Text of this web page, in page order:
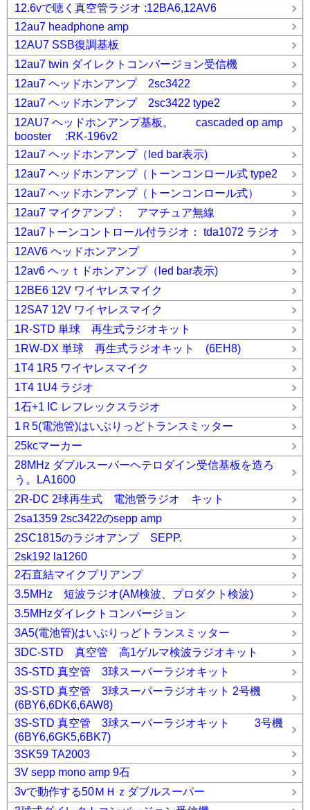
12.6vで聴く真空管ラジオ :12BA6,12AV6
12au7 headphone amp
12AU7 SSB復調基板
12au7 twin ダイレクトコンバージョン受信機
12au7 ヘッドホンアンプ 2sc3422
12au7 ヘッドホンアンプ 2sc3422 type2
12AU7 ヘッドホンアンプ基板。 cascaded op amp
booster :RK-196v2
12au7 ヘッドホンアンプ（led bar表示)
12au7 ヘッドホンアンプ（トーンコンロール式 type2
12au7 ヘッドホンアンプ（トーンコンロール式）
12au7 マイクアンプ： アマチュア無線
12au7トーンコントロール付ラジオ： tda1072 ラジオ
12AV6 ヘッドホンアンプ
12av6 ヘッｔドホンアンプ（led bar表示)
12BE6 12V ワイヤレスマイク
12SA7 12V ワイヤレスマイク
1R-STD 単球 再生式ラジオキット
1RW-DX 単球 再生式ラジオキット (6EH8)
1T4 1R5 ワイヤレスマイク
1T4 1U4 ラジオ
1石+1 IC レフレックスラジオ
1Ｒ5(電池管)はいぶりっどトランスミッター
25kcマーカー
28MHz ダブルスーパーヘテロダイン受信基板を造ろ
う。LA1600
2R-DC 2球再生式 電池管ラジオ キット
2sa1359 2sc3422のsepp amp
2SC1815のラジオアンプ SEPP.
2sk192 la1260
2石直結マイクプリアンプ
3.5MHz 短波ラジオ(AM検波、プロダクト検波)
3.5MHzダイレクトコンバージョン
3A5(電池管)はいぶりっどトランスミッター
3DC-STD 真空管 高1ゲルマ検波ラジオキット
3S-STD 真空管 3球スーパーラジオキット
3S-STD 真空管 3球スーパーラジオキット 2号機
(6BY6,6DK6,6AW8)
3S-STD 真空管 3球スーパーラジオキット 3号機
(6BY6,6GK5,6BK7)
3SK59 TA2003
3V sepp mono amp 9石
3vで動作する50ＭＨｚダブルスーパー